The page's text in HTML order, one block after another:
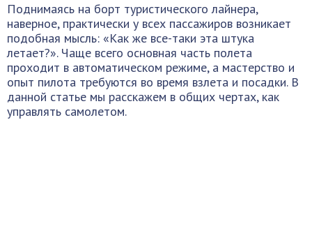
Поднимаясь на борт туристического лайнера,
наверное, практически у всех пассажиров возникает
подобная мысль: «Как же все-таки эта штука
летает?». Чаще всего основная часть полета
проходит в автоматическом режиме, а мастерство и
опыт пилота требуются во время взлета и посадки. В
данной статье мы расскажем в общих чертах, как
управлять самолетом.